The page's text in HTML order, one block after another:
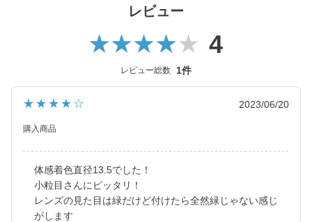
幅広い世代から愛されるロングセラーコンタクトレンズブラン
レンズ直径(DIA)14.5㎜の大きめレンズで瞳を大きく魅せながら、
ました。
ハイスペックレンズへとリニューアル！
自然に馴染む透明感あるレンズにリニューアル！
待望の乱視用カラコン candymagic toric（キャンディーマジッ
ク トーリック）も新登場しました。
レビュー
4
レビュー総数 1件
★★★★☆ 2023/06/20
購入商品
体感着色直径13.5でした！
小粒目さんにピッタリ！
レンズの見た目は緑だけど付けたら全然緑じゃない感じ
がします